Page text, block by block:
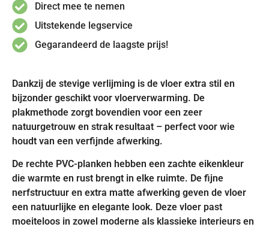
Direct mee te nemen
Uitstekende legservice
Gegarandeerd de laagste prijs!
Dankzij de stevige verlijming is de vloer extra stil en
bijzonder geschikt voor vloerverwarming. De
plakmethode zorgt bovendien voor een zeer
natuurgetrouw en strak resultaat – perfect voor wie
houdt van een verfijnde afwerking.
De rechte PVC-planken hebben een zachte eikenkleur
die warmte en rust brengt in elke ruimte. De fijne
nerfstructuur en extra matte afwerking geven de vloer
een natuurlijke en elegante look. Deze vloer past
moeiteloos in zowel moderne als klassieke interieurs en